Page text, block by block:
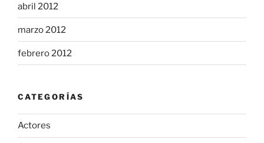
abril 2012
marzo 2012
febrero 2012
CATEGORÍAS
Actores